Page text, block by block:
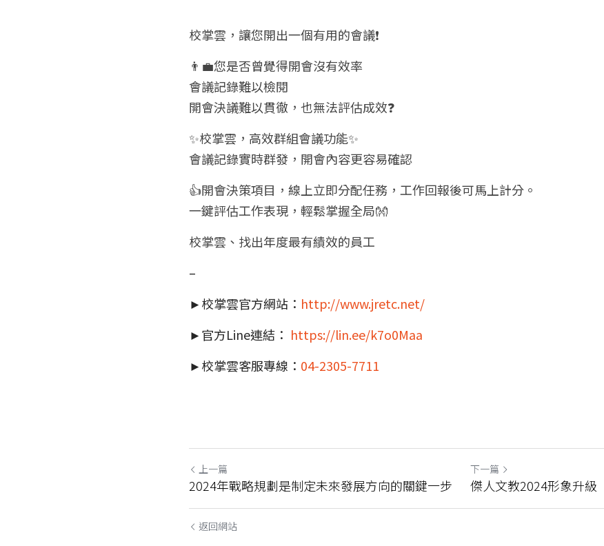
校掌雲，讓您開出一個有用的會議❗
👨‍💼您是否曾覺得開會沒有效率
會議記錄難以檢閱
開會決議難以貫徹，也無法評估成效❓
✨校掌雲，高效群組會議功能✨
會議記錄實時群發，開會內容更容易確認
👍開會決策項目，線上立即分配任務，工作回報後可馬上計分。
一鍵評估工作表現，輕鬆掌握全局👐
校掌雲、找出年度最有績效的員工
–
►校掌雲官方網站： http://www.jretc.net/
►官方Line連結： https://lin.ee/k7o0Maa
►校掌雲客服專線： 04-2305-7711
上一篇
2024年戰略規劃是制定未來發展方向的關鍵一步
下一篇
傑人文教2024形象升級
返回網站